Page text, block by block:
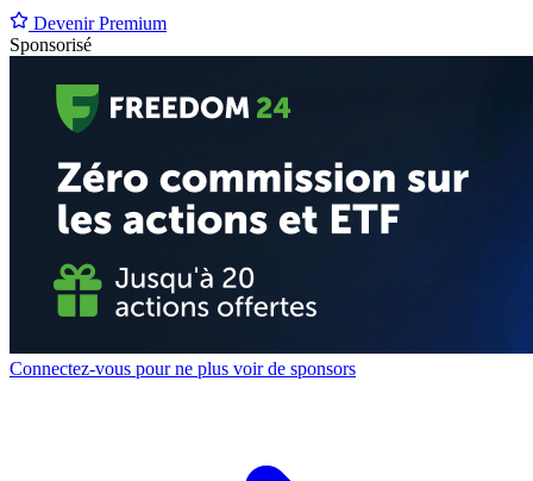
Devenir Premium
Sponsorisé
Connectez-vous pour ne plus voir de sponsors